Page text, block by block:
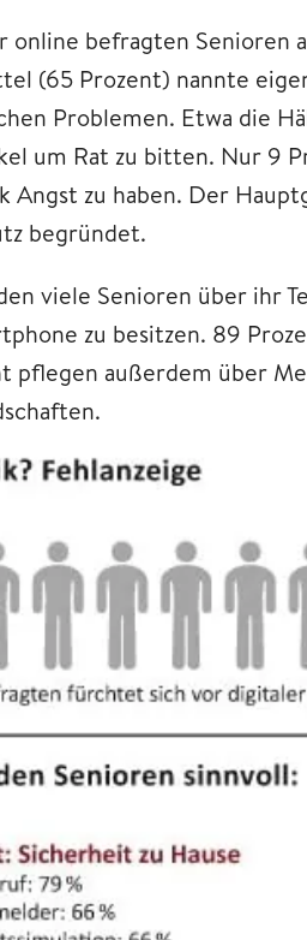
online befragten Senioren
(65 Prozent) nannte
Problemen. Etwa die
um Rat zu bitten. Nur 9
Angst zu haben. Der
begründet.
viele Senioren über ihr
zu besitzen. 89
pflegen außerdem über